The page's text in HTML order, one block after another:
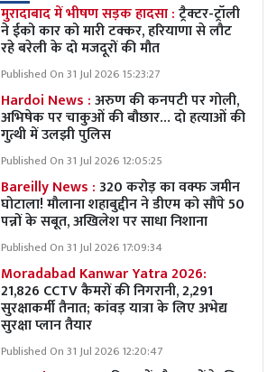
मुरादाबाद में भीषण सड़क हादसा :ट्रैक्टर-ट्रॉली
ने ईको कार को मारी टक्कर, हरियाणा से लौट
रहे बरेली के दो मजदूरों की मौत
Published On 31 Jul 2026 15:23:27
Hardoi News :अरुण की कनपटी पर गोली,
अभिषेक पर चाकुओं की बौछार… दो हत्याओं की
गुत्थी में उलझी पुलिस
Published On 31 Jul 2026 12:05:25
Bareilly News :320 करोड़ का वक्फ जमीन
घोटाला! मौलाना शहाबुद्दीन ने डीएम को सौंपे 50
पन्नों के सबूत, अखिलेश पर साधा निशाना
Published On 31 Jul 2026 17:09:34
Moradabad Kanwar Yatra 2026:
21,826 CCTV कैमरों की निगरानी, 2,291
सुरक्षाकर्मी तैनात; कांवड़ यात्रा के लिए अभेद्य
सुरक्षा प्लान तैयार
Published On 31 Jul 2026 12:20:47